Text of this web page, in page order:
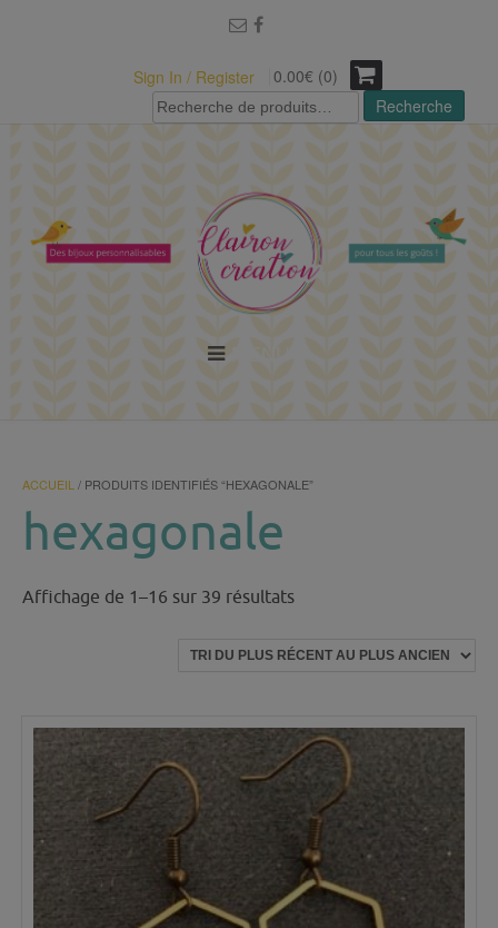
Sign In / Register
0.00€ (0)
Recherche
pour :
Recherche
ACCUEIL / PRODUITS IDENTIFIÉS “HEXAGONALE”
hexagonale
Affichage de 1–16 sur 39 résultatsTrié
plus
plus
ancien